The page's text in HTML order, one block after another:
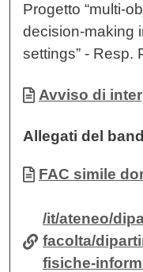
Progetto “multi-
decision-making
settings” - Resp.
Documento
Avviso di
Allegati del
Documento
FAC simile
/it/ateneo/
facolta/
fisiche-